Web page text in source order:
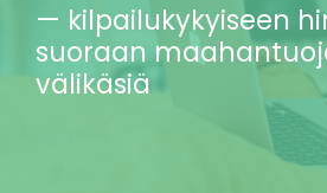
— kilpailukykyiseen
suoraan
välikäsiä